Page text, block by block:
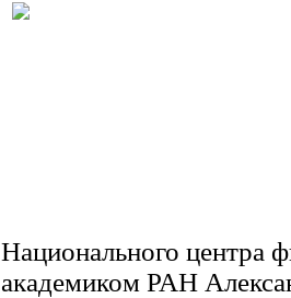
Национального центра
академиком РАН